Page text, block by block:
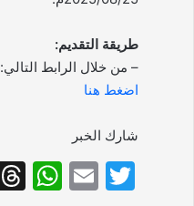
طريقة التقديم:
– من خلال الرابط التالي:
اضغط هنا
شارك الخبر
T
E
W